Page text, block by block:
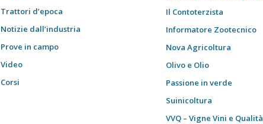
Trattori d’epoca
Notizie dall’industria
Prove in campo
Video
Corsi
Il Contoterzista
Informatore Zootecnico
Nova Agricoltura
Olivo e Olio
Passione in verde
Suinicoltura
VVQ – Vigne Vini e Qualità